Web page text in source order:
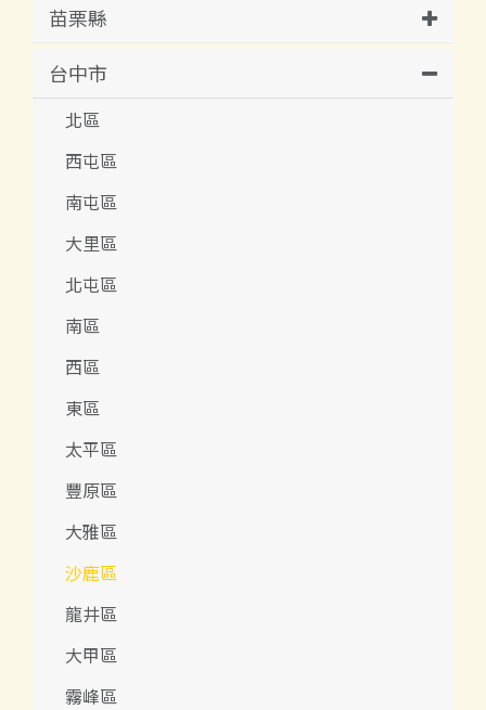
苗栗縣
台中市
北區
西屯區
南屯區
大里區
北屯區
南區
西區
東區
太平區
豐原區
大雅區
沙鹿區
龍井區
大甲區
霧峰區